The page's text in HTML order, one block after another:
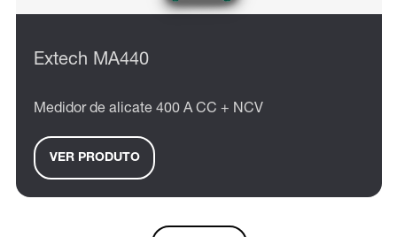
Extech MA440
Medidor de alicate 400 A CC + NCV
VER PRODUTO